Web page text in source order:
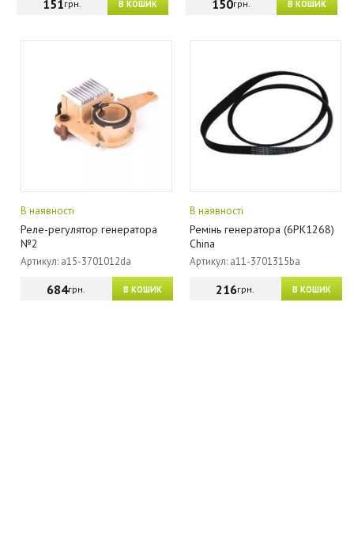
В КОШИК
151грн. В КОШИК
150грн.
В наявності
Реле-регулятор генератора
№2
Артикул: a15-3701012da
В КОШИК
684грн.
В наявності
Ремінь генератора (6PK1268)
China
Артикул: a11-3701315ba
В КОШИК
216грн.